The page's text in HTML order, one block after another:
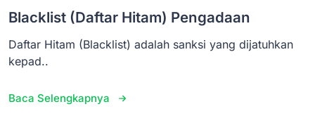
Blacklist (Daftar Hitam) Pengadaan
Daftar Hitam (Blacklist) adalah sanksi yang dijatuhkan
kepad..
Baca Selengkapnya